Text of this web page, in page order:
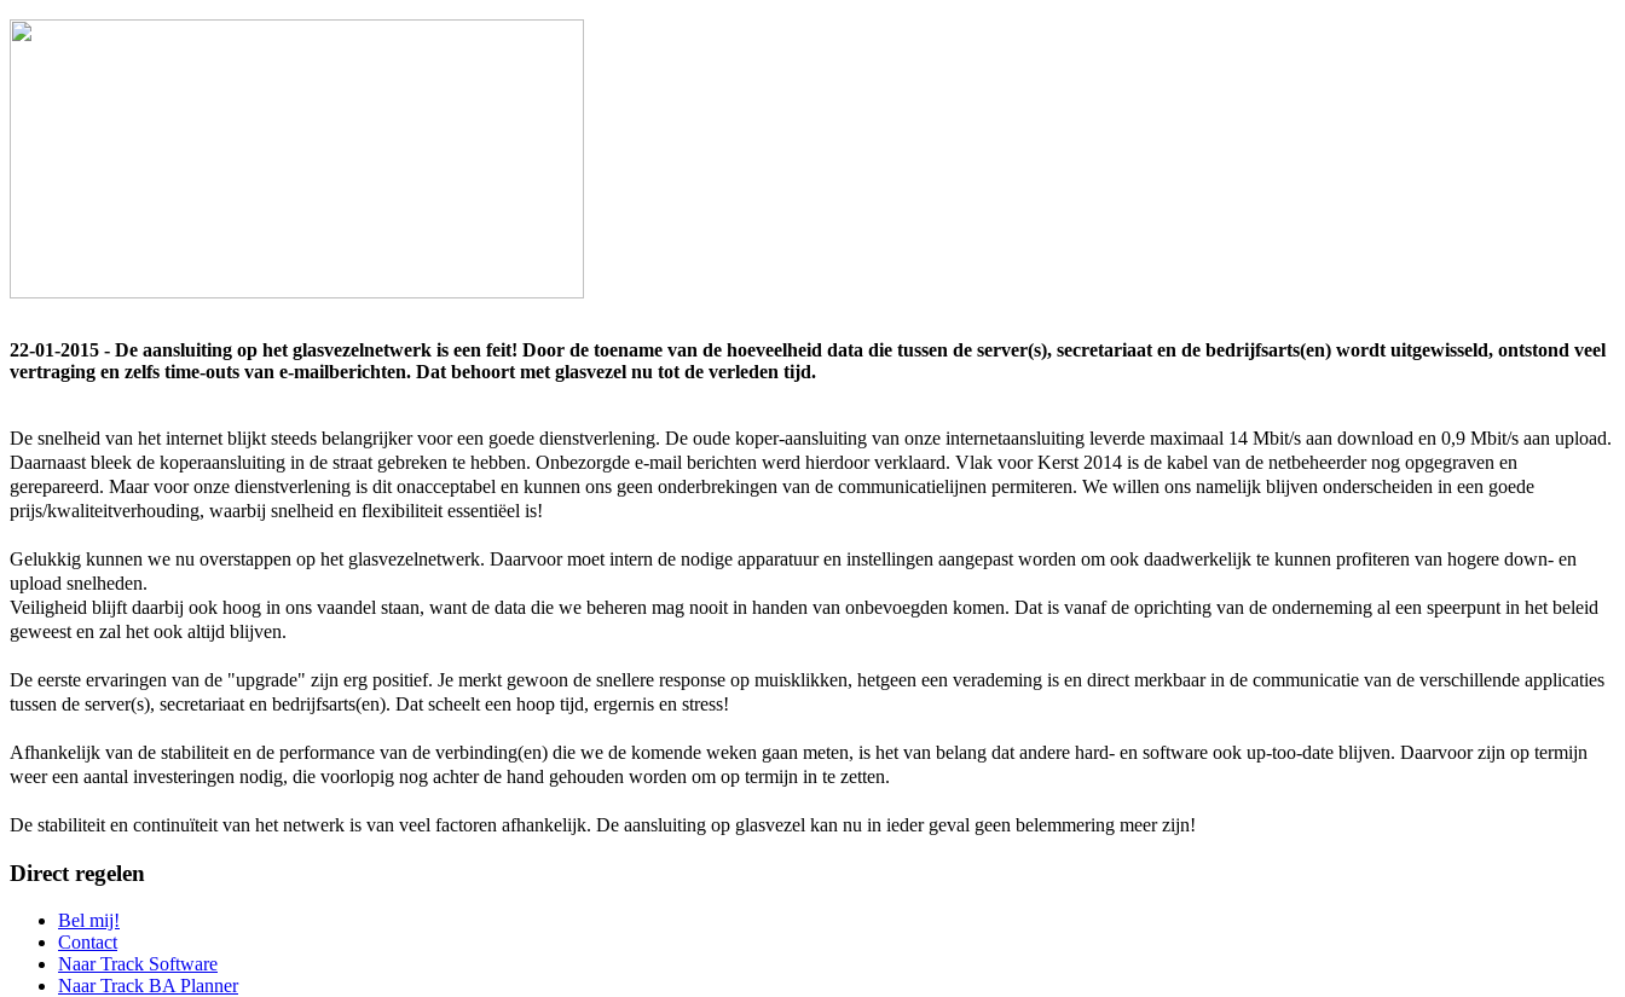
22-01-2015 - De aansluiting op het glasvezelnetwerk is een feit! Door de toename van de hoeveelheid data die tussen de server(s), secretariaat en de bedrijfsarts(en) wordt uitgewisseld, ontstond veel
vertraging en zelfs time-outs van e-mailberichten. Dat behoort met glasvezel nu tot de verleden tijd.
De snelheid van het internet blijkt steeds belangrijker voor een goede dienstverlening. De oude koper-aansluiting van onze internetaansluiting leverde maximaal 14 Mbit/s aan download en 0,9 Mbit/s aan upload.
Daarnaast bleek de koperaansluiting in de straat gebreken te hebben. Onbezorgde e-mail berichten werd hierdoor verklaard. Vlak voor Kerst 2014 is de kabel van de netbeheerder nog opgegraven en
gerepareerd. Maar voor onze dienstverlening is dit onacceptabel en kunnen ons geen onderbrekingen van de communicatielijnen permiteren. We willen ons namelijk blijven onderscheiden in een goede
prijs/kwaliteitverhouding, waarbij snelheid en flexibiliteit essentiëel is!
Gelukkig kunnen we nu overstappen op het glasvezelnetwerk. Daarvoor moet intern de nodige apparatuur en instellingen aangepast worden om ook daadwerkelijk te kunnen profiteren van hogere down- en
upload snelheden.
Veiligheid blijft daarbij ook hoog in ons vaandel staan, want de data die we beheren mag nooit in handen van onbevoegden komen. Dat is vanaf de oprichting van de onderneming al een speerpunt in het beleid
geweest en zal het ook altijd blijven.
De eerste ervaringen van de "upgrade" zijn erg positief. Je merkt gewoon de snellere response op muisklikken, hetgeen een verademing is en direct merkbaar in de communicatie van de verschillende applicaties
tussen de server(s), secretariaat en bedrijfsarts(en). Dat scheelt een hoop tijd, ergernis en stress!
Afhankelijk van de stabiliteit en de performance van de verbinding(en) die we de komende weken gaan meten, is het van belang dat andere hard- en software ook up-too-date blijven. Daarvoor zijn op termijn
weer een aantal investeringen nodig, die voorlopig nog achter de hand gehouden worden om op termijn in te zetten.
De stabiliteit en continuïteit van het netwerk is van veel factoren afhankelijk. De aansluiting op glasvezel kan nu in ieder geval geen belemmering meer zijn!
Direct regelen
Bel mij!
Contact
Naar Track Software
Naar Track BA Planner